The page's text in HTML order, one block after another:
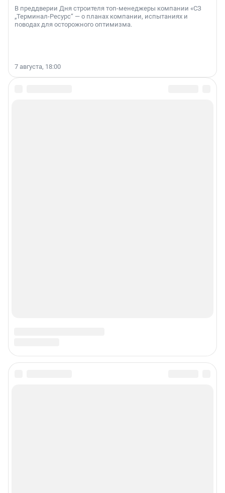
В преддверии Дня строителя топ-менеджеры компании «СЗ
„Терминал-Ресурс“ — о планах компании, испытаниях и
поводах для осторожного оптимизма.
7 августа, 18:00